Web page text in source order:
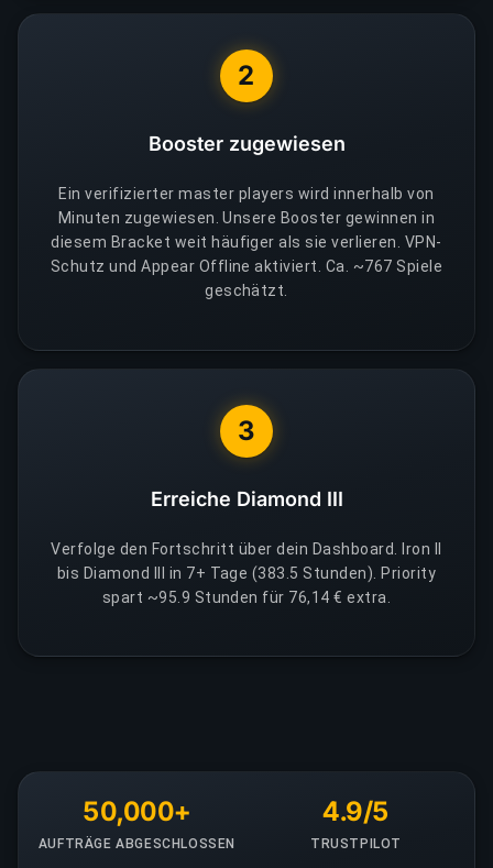
2
Booster zugewiesen
Ein verifizierter master players wird innerhalb von
Minuten zugewiesen. Unsere Booster gewinnen in
diesem Bracket weit häufiger als sie verlieren. VPN-
Schutz und Appear Offline aktiviert. Ca. ~767 Spiele
geschätzt.
3
Erreiche Diamond III
Verfolge den Fortschritt über dein Dashboard. Iron II
bis Diamond III in 7+ Tage (383.5 Stunden). Priority
spart ~95.9 Stunden für 76,14 € extra.
50,000+
AUFTRÄGE ABGESCHLOSSEN
4.9/5
TRUSTPILOT